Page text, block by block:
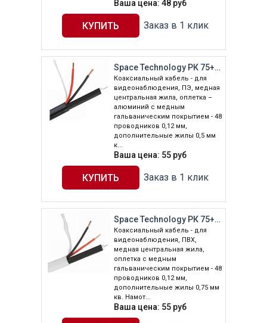
Ваша цена: 48 руб
Заказ в 1 клик
Space Technology РК 75+2х0,5 (48) PE ВНЕШНИЙ (черный, 200м)
Коаксиальный кабель - для
видеонаблюдения, ПЭ, медная
центральная жила, оплетка –
алюминий с медным
гальваническим покрытием - 48
проводников 0,12 мм,
дополнительные жилы 0,5 мм
к...
Ваша цена: 55 руб
Заказ в 1 клик
Space Technology РК 75+2х0,75 (48) PVC ВНУТРЕННИЙ (белый, 200м)
Коаксиальный кабель - для
видеонаблюдения, ПВХ,
медная центральная жила,
оплетка с медным
гальваническим покрытием - 48
проводников 0,12 мм,
дополнительные жилы 0,75 мм
кв. Намот...
Ваша цена: 55 руб